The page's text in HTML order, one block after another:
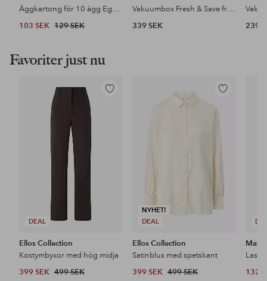
Äggkartong för 10 ägg Eggs To Go
103 SEK 129 SEK
Vakuumbox Fresh & Save frysbox
339 SEK
239
Favoriter just nu
DEAL
Lägg
Ellos Collection
Kostymbyxor med hög midja
399 SEK 499 SEK
NYHET!
DEAL
Lägg
i
Ellos Collection
Satinblus med spetskant
399 SEK 499 SEK 132